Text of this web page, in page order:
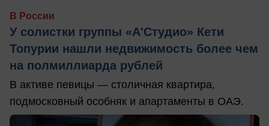
В России
У солистки группы «А'Студио» Кети
Топурии нашли недвижимость более чем
на полмиллиарда рублей
В активе певицы — столичная квартира,
подмосковный особняк и апартаменты в ОАЭ.